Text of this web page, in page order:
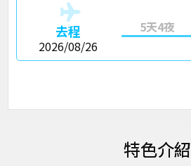
去程
2026/08/26
5天4夜
特色介紹